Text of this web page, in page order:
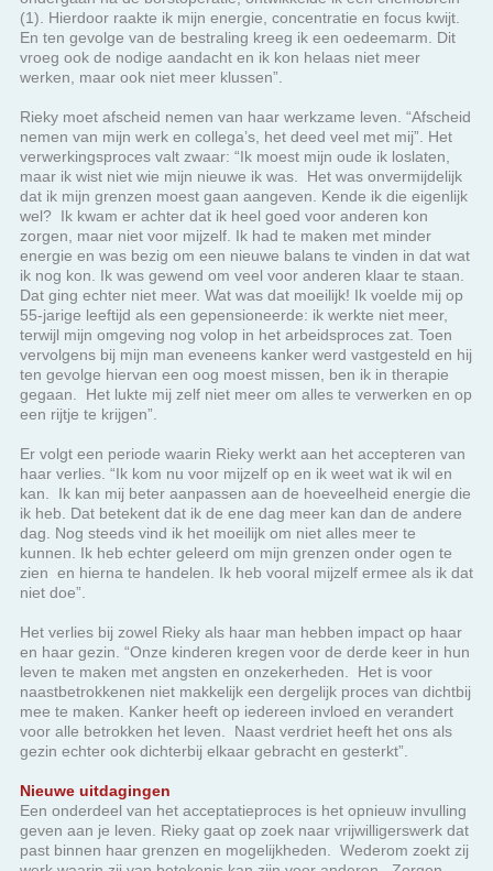
werken, maar ook niet meer klussen”.
Rieky moet afscheid nemen van haar werkzame leven. “Afscheid
nemen van mijn werk en collega’s, het deed veel met mij”. Het
verwerkingsproces valt zwaar: “Ik moest mijn oude ik loslaten,
maar ik wist niet wie mijn nieuwe ik was. Het was onvermijdelijk
dat ik mijn grenzen moest gaan aangeven. Kende ik die eigenlijk
wel? Ik kwam er achter dat ik heel goed voor anderen kon
zorgen, maar niet voor mijzelf. Ik had te maken met minder
energie en was bezig om een nieuwe balans te vinden in dat wat
ik nog kon. Ik was gewend om veel voor anderen klaar te staan.
Dat ging echter niet meer. Wat was dat moeilijk! Ik voelde mij op
55-jarige leeftijd als een gepensioneerde: ik werkte niet meer,
terwijl mijn omgeving nog volop in het arbeidsproces zat. Toen
vervolgens bij mijn man eveneens kanker werd vastgesteld en hij
ten gevolge hiervan een oog moest missen, ben ik in therapie
gegaan. Het lukte mij zelf niet meer om alles te verwerken en op
een rijtje te krijgen”.
Er volgt een periode waarin Rieky werkt aan het accepteren van
haar verlies. “Ik kom nu voor mijzelf op en ik weet wat ik wil en
kan. Ik kan mij beter aanpassen aan de hoeveelheid energie die
ik heb. Dat betekent dat ik de ene dag meer kan dan de andere
dag. Nog steeds vind ik het moeilijk om niet alles meer te
kunnen. Ik heb echter geleerd om mijn grenzen onder ogen te
zien en hierna te handelen. Ik heb vooral mijzelf ermee als ik dat
niet doe”.
Het verlies bij zowel Rieky als haar man hebben impact op haar
en haar gezin. “Onze kinderen kregen voor de derde keer in hun
leven te maken met angsten en onzekerheden. Het is voor
naastbetrokkenen niet makkelijk een dergelijk proces van dichtbij
mee te maken. Kanker heeft op iedereen invloed en verandert
voor alle betrokken het leven. Naast verdriet heeft het ons als
gezin echter ook dichterbij elkaar gebracht en gesterkt”.
Nieuwe uitdagingen
Een onderdeel van het acceptatieproces is het opnieuw invulling
geven aan je leven. Rieky gaat op zoek naar vrijwilligerswerk dat
past binnen haar grenzen en mogelijkheden. Wederom zoekt zij
werk waarin zij van betekenis kan zijn voor anderen. Zorgen
voor is een belangrijke drijfveer voor haar. “Ik heb diverse
vrijwillige functies op mij genomen, waaronder voor NLNet. Dit is